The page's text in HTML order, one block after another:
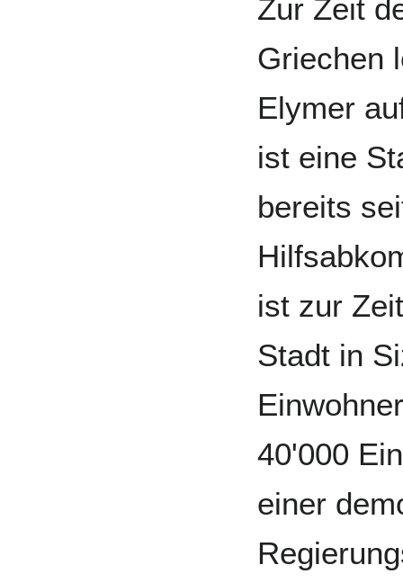
Zur Zeit
Griechen
Elymer
ist eine
bereits
ist zur
Stadt in
40'000
einer